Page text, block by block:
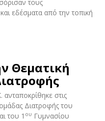
τους
εδέσματα από την τοπική
Θεματική
ανταποκρίθηκε στις
Διατροφής του
του 1 ου Γυμνασίου